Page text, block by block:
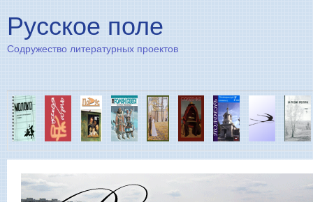
Русское поле
Содружество литературных проектов